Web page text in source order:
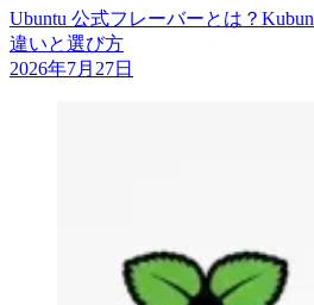
Ubuntu 公式フレーバーとは？
違いと選び方
2026年7月27日